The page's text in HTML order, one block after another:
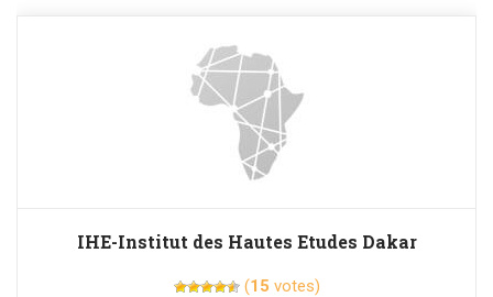
IHE-Institut des Hautes Etudes Dakar
(15 votes)